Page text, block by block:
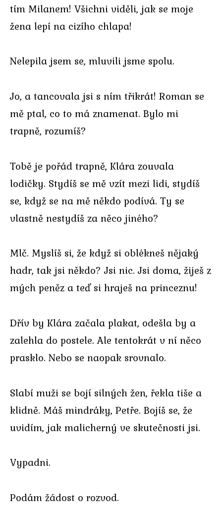
tím Milanem! Všichni viděli, jak se moje
žena lepí na cizího chlapa!
Nelepila jsem se, mluvili jsme spolu.
Jo, a tancovala jsi s ním třikrát! Roman se
mě ptal, co to má znamenat. Bylo mi
trapně, rozumíš?
Tobě je pořád trapně, Klára zouvala
lodičky. Stydíš se mě vzít mezi lidi, stydíš
se, když se na mě někdo podívá. Ty se
vlastně nestydíš za něco jiného?
Mlč. Myslíš si, že když si oblékneš nějaký
hadr, tak jsi někdo? Jsi nic. Jsi doma, žiješ z
mých peněz a teď si hraješ na princeznu!
Dřív by Klára začala plakat, odešla by a
zalehla do postele. Ale tentokrát v ní něco
prasklo. Nebo se naopak srovnalo.
Slabí muži se bojí silných žen, řekla tiše a
klidně. Máš mindráky, Petře. Bojíš se, že
uvidím, jak malicherný ve skutečnosti jsi.
Vypadni.
Podám žádost o rozvod.